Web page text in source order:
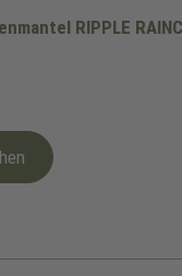
RIPPLE